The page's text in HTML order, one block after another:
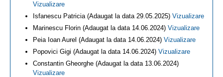
Vizualizare
Isfanescu Patricia (Adaugat la data 29.05.2025) Vizualizare
Marinescu Florin (Adaugat la data 14.06.2024) Vizualizare
Peia Ioan Aurel (Adaugat la data 14.06.2024) Vizualizare
Popovici Gigi (Adaugat la data 14.06.2024) Vizualizare
Constantin Gheorghe (Adaugat la data 13.06.2024)
Vizualizare